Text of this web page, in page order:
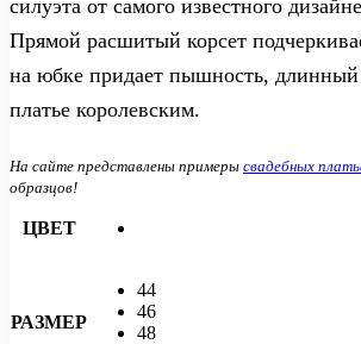
силуэта от самого известного
Прямой расшитый корсет
на юбке придает пышность,
платье королевским.
На сайте представлены примеры свадебных
образцов!
ЦВЕТ
РАЗМЕР
44
46
48